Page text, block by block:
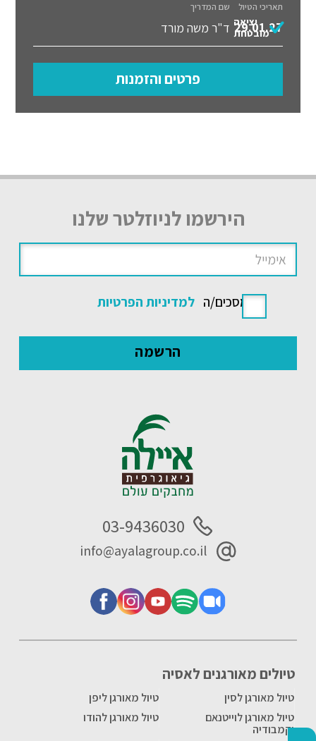
תאריכי הטיול שם המדריך
29.01.27 ד"ר משה מורד יציאה
מובטחת
פרטים והזמנות
הירשמו לניוזלטר שלנו
אני מסכים/ה למדיניות הפרטיות
טיולים מאורגנים לאסיה
טיול מאורגן לסין
טיול מאורגן ליפן
טיול מאורגן לוייטנאם
וקמבודיה
טיול מאורגן להודו
03-9436030
info@ayalagroup.co.il